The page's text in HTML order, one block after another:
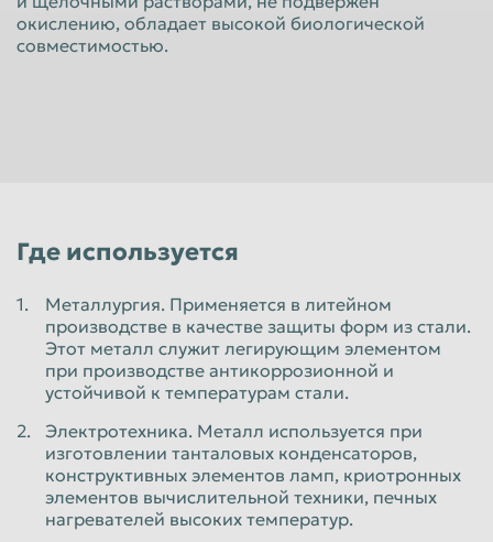
Красноярск Курган
Нальчик
Нижнекамск Нижний Новгород
Нижний Тагил Новокузнецк
Новороссийск Новосибирск
Омск Орёл
Оренбург Орск
Пермь
окислению, обладает высокой биологической
совместимостью.
Где используется
Металлургия. Применяется в литейном
производстве в качестве защиты форм из стали.
Этот металл служит легирующим элементом
при производстве антикоррозионной и
устойчивой к температурам стали.
Электротехника. Металл используется при
изготовлении танталовых конденсаторов,
конструктивных элементов ламп, криотронных
элементов вычислительной техники, печных
нагревателей высоких температур.